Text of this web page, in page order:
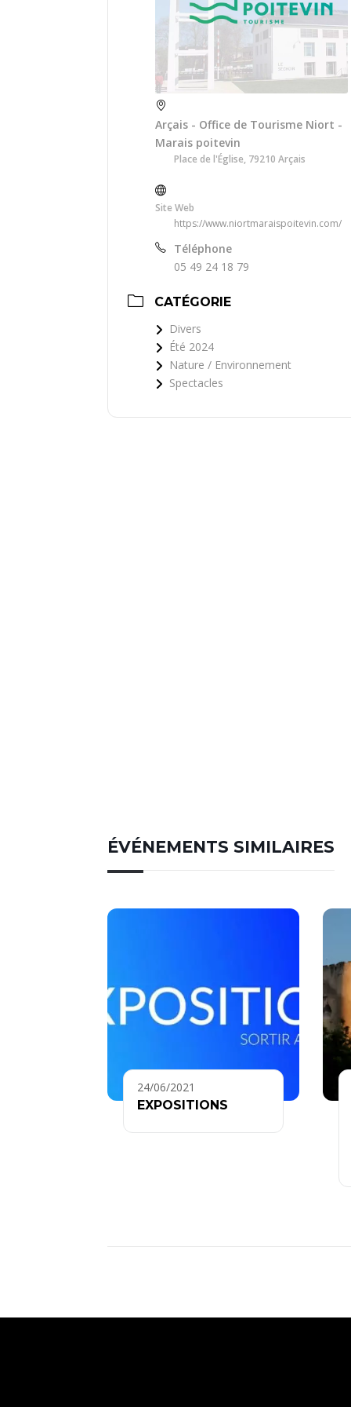
Arçais - Office de Tourisme Niort -
Marais poitevin
Place de l'Église, 79210 Arçais
Site Web
https://www.niortmaraispoitevin.com/
Téléphone
05 49 24 18 79
CATÉGORIE
Divers
Été 2024
Nature / Environnement
Spectacles
ÉVÉNEMENTS SIMILAIRES
24/06/2021
EXPOSITIONS